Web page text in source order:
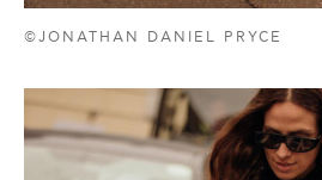
©JONATHAN DANIEL PRYCE